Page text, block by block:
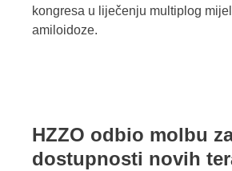
kongresa u liječenju multiplog
amiloidoze.
HZZO odbio molbu
dostupnosti novih